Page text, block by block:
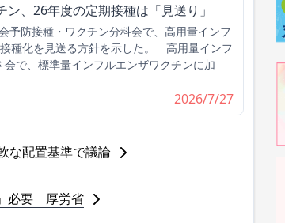
ン、26年度の定期接種は「見送り」
防接種・ワクチン分科会で、高用量インフ
種化を見送る方針を示した。 高用量インフ
で、標準量インフルエンザワクチンに加
2026/7/27
な配置基準で議論
必要 厚労省